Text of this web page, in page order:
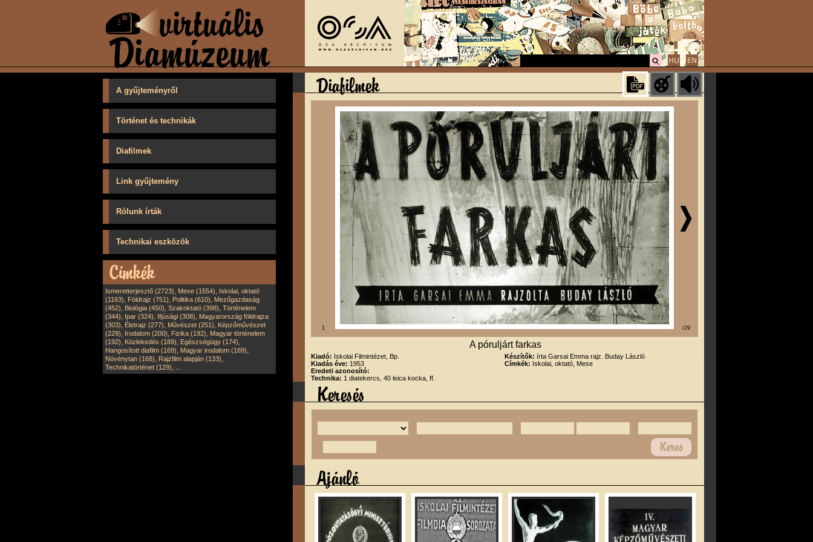
A gyűjteményről
Történet és technikák
Diafilmek
Link gyűjtemény
Rólunk írták
Technikai eszközök
Ismeretterjesztő (2723), Mese (1554), Iskolai, oktató
(1163), Földrajz (751), Politika (610), Mezőgazdaság
(452), Biológia (450), Szakoktató (398), Történelem
(344), Ipar (324), Ifjúsági (308), Magyarország földrajza
(303), Életrajz (277), Művészet (251), Képzőművészet
(229), Irodalom (200), Fizika (192), Magyar történelem
(192), Közlekedés (189), Egészségügy (174),
Hangosított diafilm (169), Magyar irodalom (169),
Növénytan (168), Rajzfilm alapján (133),
Technikatörténet (129),
1 /29
A póruljárt farkas
Kiadó: Iskolai Filmintézet, Bp.
Kiadás éve: 1953
Eredeti azonosító:
Technika: 1 diatekercs, 40 leica kocka, ff.
Készítők: írta Garsai Emma rajz. Buday László
Címkék: Iskolai, oktató, Mese